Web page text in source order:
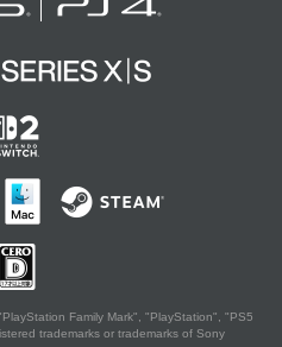
Family Mark", "PlayStation", "PS5
trademarks or trademarks of Sony